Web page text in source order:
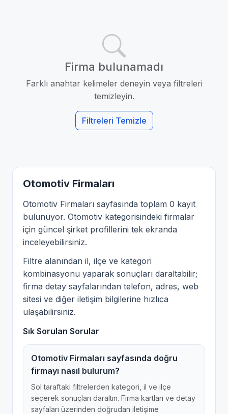
Firma bulunamadı
Farklı anahtar kelimeler deneyin veya filtreleri
temizleyin.
Filtreleri Temizle
Otomotiv Firmaları
Otomotiv Firmaları sayfasında toplam 0 kayıt
bulunuyor. Otomotiv kategorisindeki firmalar
için güncel şirket profillerini tek ekranda
inceleyebilirsiniz.
Filtre alanından il, ilçe ve kategori
kombinasyonu yaparak sonuçları daraltabilir;
firma detay sayfalarından telefon, adres, web
sitesi ve diğer iletişim bilgilerine hızlıca
ulaşabilirsiniz.
Sık Sorulan Sorular
Otomotiv Firmaları sayfasında doğru
firmayı nasıl bulurum?
Sol taraftaki filtrelerden kategori, il ve ilçe
seçerek sonuçları daraltın. Firma kartları ve detay
sayfaları üzerinden doğrudan iletişime